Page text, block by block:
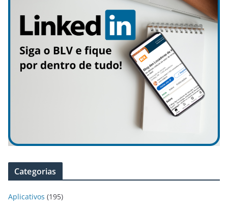
Categorias
Aplicativos (195)